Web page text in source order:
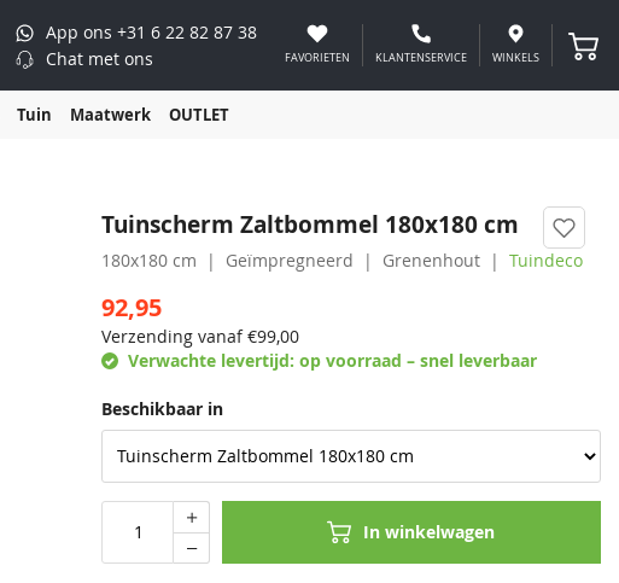
App ons +31 6 22 82 87 38
Chat met ons FAVORIETEN KLANTENSERVICE WINKELS
Tuin Maatwerk OUTLET
Tuinscherm Zaltbommel 180x180 cm
180x180 cm Geïmpregneerd Grenenhout Tuindeco
92,95
Verzending vanaf €99,00
Verwachte levertijd: op voorraad – snel leverbaar
Beschikbaar in
In winkelwagen